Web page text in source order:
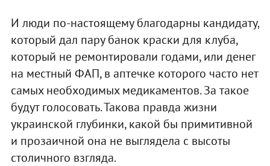
И люди по-настоящему благодарны кандидату,
который дал пару банок краски для клуба,
который не ремонтировали годами, или денег
на местный ФАП, в аптечке которого часто нет
самых необходимых медикаментов. За такое
будут голосовать. Такова правда жизни
украинской глубинки, какой бы примитивной
и прозаичной она не выглядела с высоты
столичного взгляда.